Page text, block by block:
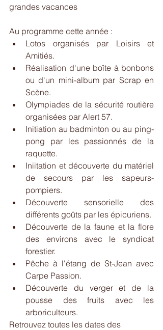
grandes vacances
Au programme cette année :
Lotos organisés par Loisirs et
Amitiés.
Réalisation d'une boîte à bonbons
ou d'un mini-album par Scrap en
Scène.
Olympiades de la sécurité routière
organisées par Alert 57.
Initiation au badminton ou au ping-
pong par les passionnés de la
raquette.
Iniitation et découverte du matériel
de secours par les sapeurs-
pompiers.
Découverte sensorielle des
Découverte de la faune et la flore
des environs avec le syndicat
forestier.
Pêche à l'étang de St-Jean avec
Carpe Passion.
Découverte du verger et de la
pousse des fruits avec les
arboriculteurs.
Retrouvez toutes les dates des